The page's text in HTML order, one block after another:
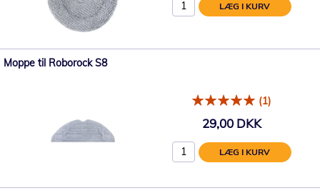
LÆG I KURV
Moppe til Roborock S8
(1)
29,00 DKK
LÆG I KURV